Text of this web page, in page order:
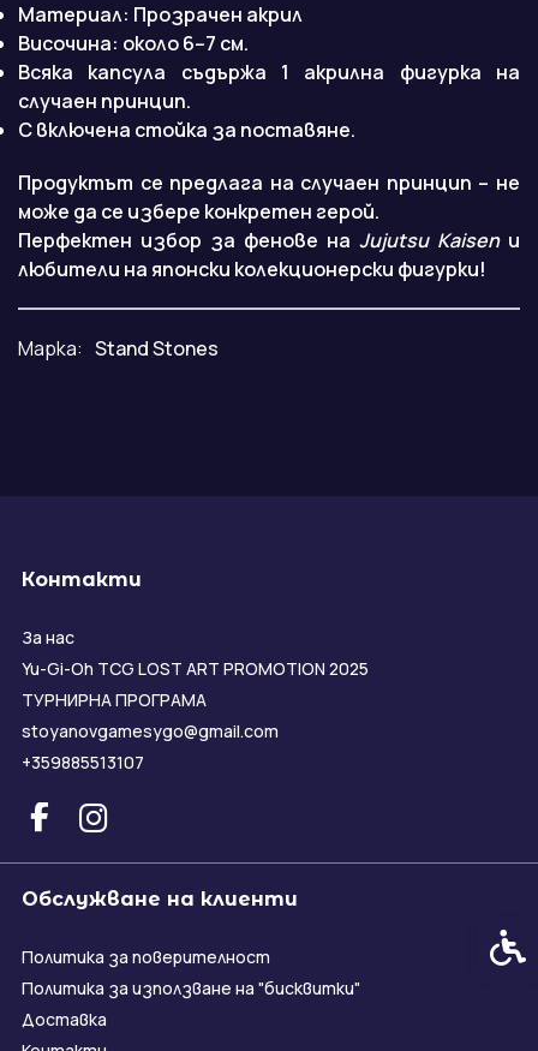
Материал: Прозрачен акрил
Височина: около 6–7 см.
Всяка капсула съдържа 1 акрилна фигурка на
случаен принцип.
С включена стойка за поставяне.
Продуктът се предлага на случаен принцип – не
може да се избере конкретен герой.
Перфектен избор за фенове на Jujutsu Kaisenи
любители на японски колекционерски фигурки!
Марка: Stand Stones
Контакти
За нас
Yu-Gi-Oh TCG LOST ART PROMOTION 2025
ТУРНИРНА ПРОГРАМА
stoyanovgamesygo@gmail.com
+359885513107
Обслужване на клиенти
Политика за поверителност
Политика за използване на "бисквитки"
Доставка